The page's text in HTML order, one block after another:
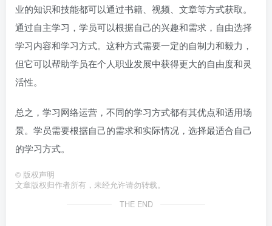
业的知识和技能都可以通过书籍、视频、文章等方式获取。
通过自主学习，学员可以根据自己的兴趣和需求，自由选择
学习内容和学习方式。这种方式需要一定的自制力和毅力，
但它可以帮助学员在个人职业发展中获得更大的自由度和灵
活性。
总之，学习网络运营，不同的学习方式都有其优点和适用场
景。学员需要根据自己的需求和实际情况，选择最适合自己
的学习方式。
© 版权声明
文章版权归作者所有，未经允许请勿转载。
THE END